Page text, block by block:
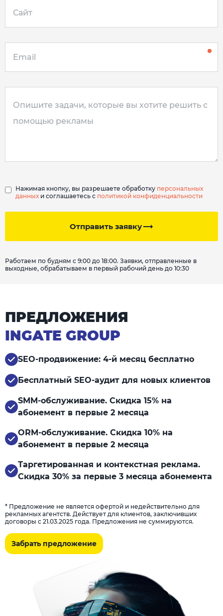
Отправить заявку
Нажимая кнопку, вы разрешаете обработку персональных
данных и соглашаетесь с политикой конфиденциальности
Работаем по будням с 9:00 до 18:00. Заявки, отправленные в
выходные, обрабатываем в первый рабочий день до 10:30
ПРЕДЛОЖЕНИЯ
INGATE GROUP
SEO-продвижение: 4-й месяц бесплатно
Бесплатный SEO-аудит для новых клиентов
SMM-обслуживание. Скидка 15% на
абонемент в первые 2 месяца
ORM-обслуживание. Скидка 10% на
абонемент в первые 2 месяца
Таргетированная и контекстная реклама.
Скидка 30% за первые 3 месяца абонемента
* Предложение не является офертой и недействительно для
рекламных агентств. Действует для клиентов, заключивших
договоры с 21.03.2025 года. Предложения не суммируются.
Забрать предложение